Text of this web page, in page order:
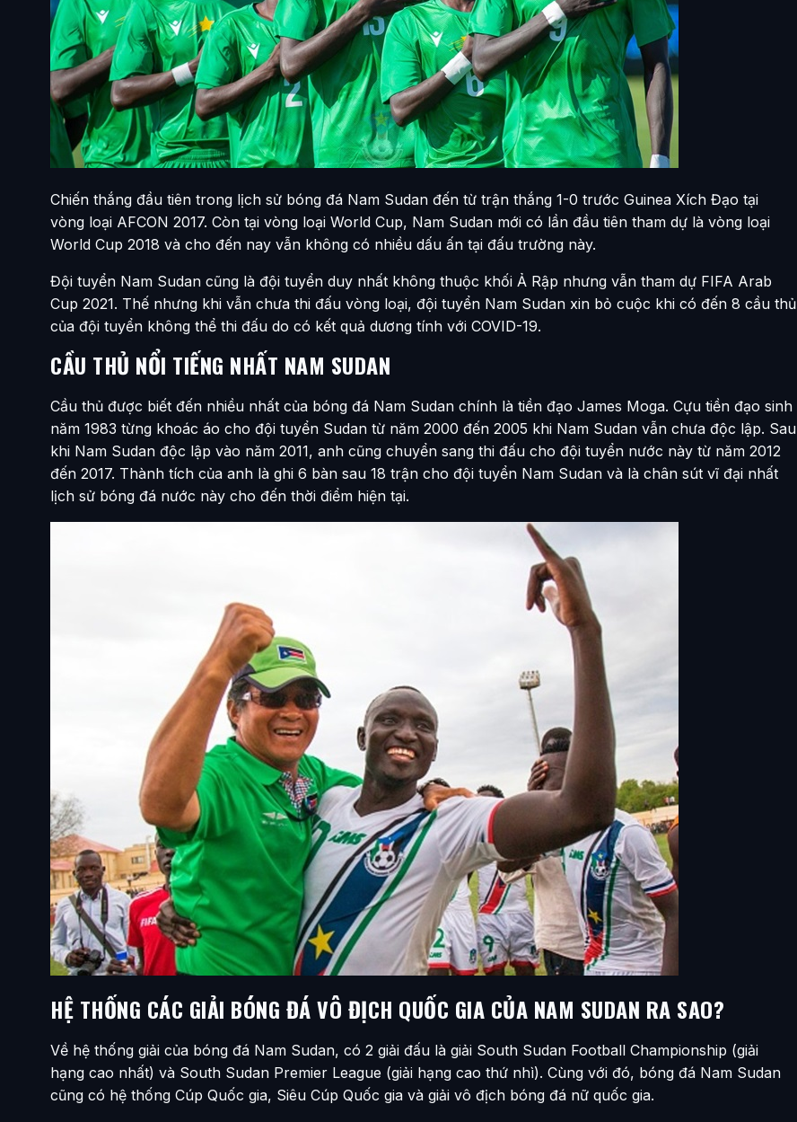
Chiến thắng đầu tiên trong lịch sử bóng đá Nam Sudan đến từ trận thắng 1-0 trước Guinea Xích Đạo tại
vòng loại AFCON 2017. Còn tại vòng loại World Cup, Nam Sudan mới có lần đầu tiên tham dự là vòng loại
World Cup 2018 và cho đến nay vẫn không có nhiều dấu ấn tại đấu trường này.
Đội tuyển Nam Sudan cũng là đội tuyển duy nhất không thuộc khối Ả Rập nhưng vẫn tham dự FIFA Arab
Cup 2021. Thế nhưng khi vẫn chưa thi đấu vòng loại, đội tuyển Nam Sudan xin bỏ cuộc khi có đến 8 cầu thủ
của đội tuyển không thể thi đấu do có kết quả dương tính với COVID-19.
CẦU THỦ NỔI TIẾNG NHẤT NAM SUDAN
Cầu thủ được biết đến nhiều nhất của bóng đá Nam Sudan chính là tiền đạo James Moga. Cựu tiền đạo sinh
năm 1983 từng khoác áo cho đội tuyển Sudan từ năm 2000 đến 2005 khi Nam Sudan vẫn chưa độc lập. Sau
khi Nam Sudan độc lập vào năm 2011, anh cũng chuyển sang thi đấu cho đội tuyển nước này từ năm 2012
đến 2017. Thành tích của anh là ghi 6 bàn sau 18 trận cho đội tuyển Nam Sudan và là chân sút vĩ đại nhất
lịch sử bóng đá nước này cho đến thời điểm hiện tại.
HỆ THỐNG CÁC GIẢI BÓNG ĐÁ VÔ ĐỊCH QUỐC GIA CỦA NAM SUDAN RA SAO?
Về hệ thống giải của bóng đá Nam Sudan, có 2 giải đấu là giải South Sudan Football Championship (giải
hạng cao nhất) và South Sudan Premier League (giải hạng cao thứ nhì). Cùng với đó, bóng đá Nam Sudan
cũng có hệ thống Cúp Quốc gia, Siêu Cúp Quốc gia và giải vô địch bóng đá nữ quốc gia.